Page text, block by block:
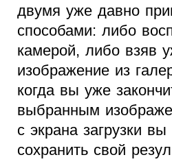
двумя уже давно
способами: либо
камерой, либо взяв
изображение из
когда вы уже
выбранным
с экрана загрузки
сохранить свой